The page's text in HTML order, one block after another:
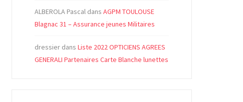
ALBEROLA Pascal dans AGPM TOULOUSE
Blagnac 31 – Assurance jeunes Militaires
dressier dans Liste 2022 OPTICIENS AGREES
GENERALI Partenaires Carte Blanche lunettes